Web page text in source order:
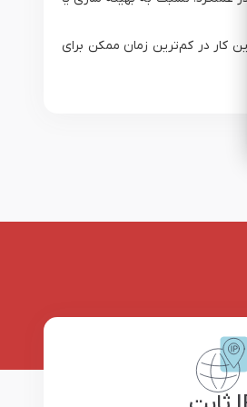
کار در کم‌ترین زمان ممکن برای